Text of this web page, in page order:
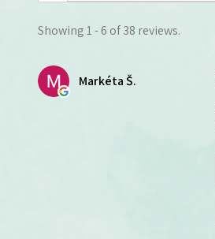
Showing 1 - 6 of 38 reviews.
Markéta Š.